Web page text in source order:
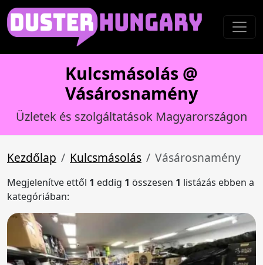
Kulcsmásolás @
Vásárosnamény
Üzletek és szolgáltatások Magyarországon
Kezdőlap Kulcsmásolás Vásárosnamény
Megjelenítve ettől 1 eddig 1 összesen 1 listázás ebben a
kategóriában: